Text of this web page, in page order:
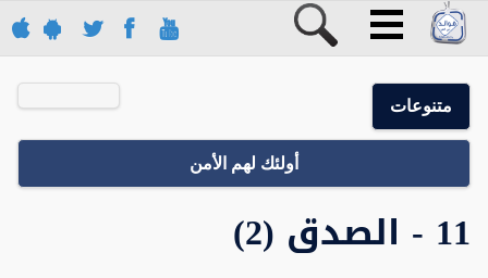
متنوعات
أولئك لهم الأمن
11 - الصدق (2)